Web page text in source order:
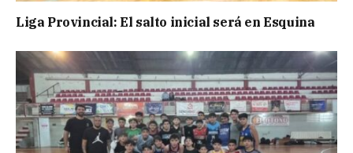
Liga Provincial: El salto inicial será en Esquina